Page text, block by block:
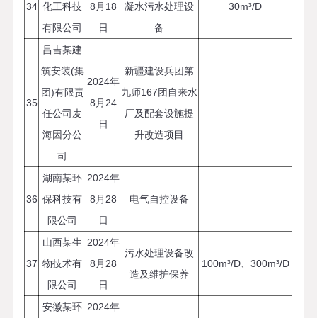
34 化工科技
有限公司
8月18
日
凝水污水处理设
备
30m³/D
35
昌吉某建
筑安装(集
团)有限责
任公司麦
海因分公
司
2024年
8月24
日
新疆建设兵团第
九师167团自来水
厂及配套设施提
升改造项目
36
湖南某环
保科技有
限公司
2024年
8月28
日
电气自控设备
37
山西某生
物技术有
限公司
2024年
8月28
日
污水处理设备改
造及维护保养
100m³/D、300m³/D
安徽某环 2024年